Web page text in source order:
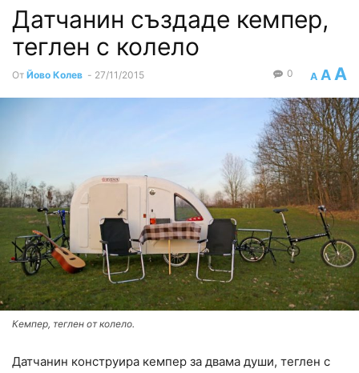
Датчанин създаде кемпер,
теглен с колело
От Йово Колев - 27/11/2015 A A A
0
Кемпер, теглен от колело.
Датчанин конструира кемпер за двама души, теглен с